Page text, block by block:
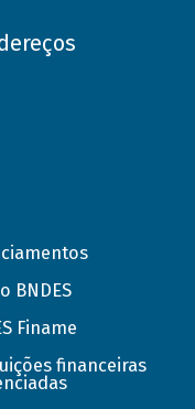
BNDES
Finame
financeiras